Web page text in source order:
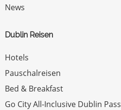
News
Dublin Reisen
Hotels
Pauschalreisen
Bed & Breakfast
Go City All-Inclusive Dublin Pass